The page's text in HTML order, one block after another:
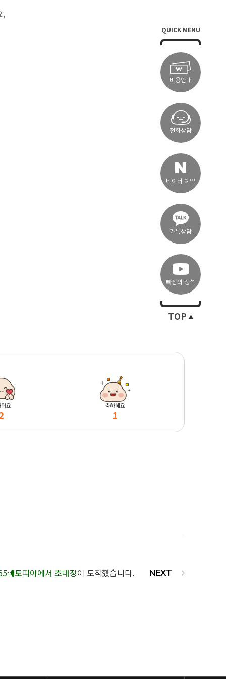
,
요 축하해요
1
빼토피아에서 초대장이 도착했습니다.
QUICK MENU
비용안내
전화상담
네이버 예약
카톡상담
빠짐의 정석
TOP